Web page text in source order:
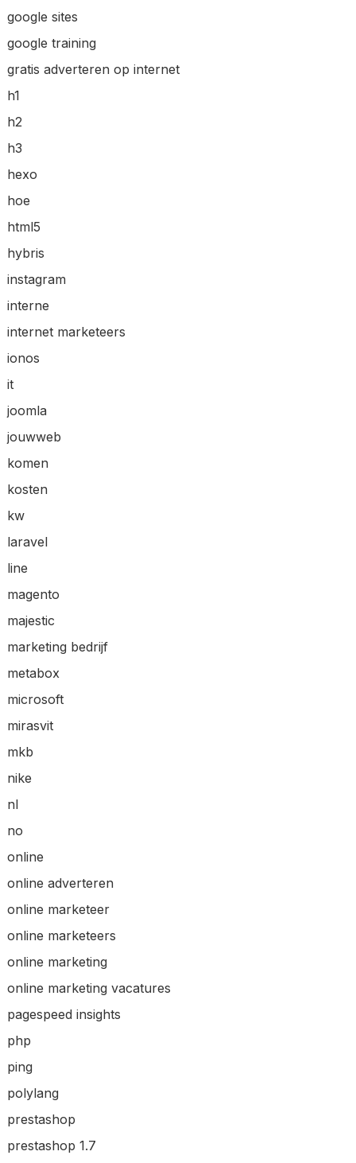
google sites
google training
gratis adverteren op internet
h1
h2
h3
hexo
hoe
html5
hybris
instagram
interne
internet marketeers
ionos
it
joomla
jouwweb
komen
kosten
kw
laravel
line
magento
majestic
marketing bedrijf
metabox
microsoft
mirasvit
mkb
nike
nl
no
online
online adverteren
online marketeer
online marketeers
online marketing
online marketing vacatures
pagespeed insights
php
ping
polylang
prestashop
prestashop 1.7